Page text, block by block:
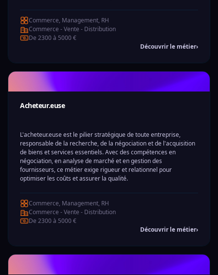
Commerce, Management, RH
Commerce - Vente - Distribution
De 2300 à 5000 €
Découvrir le métier›
Acheteur.euse
L'acheteur.euse est le pilier stratégique de toute entreprise,
responsable de la recherche, de la négociation et de l'acquisition
de biens et services essentiels. Avec des compétences en
négociation, en analyse de marché et en gestion des
fournisseurs, ce métier exige rigueur et relationnel pour
optimiser les coûts et assurer la qualité.
Commerce, Management, RH
Commerce - Vente - Distribution
De 2300 à 5000 €
Découvrir le métier›